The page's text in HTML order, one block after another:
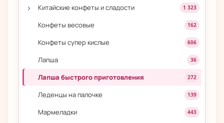
› Китайские конфеты и сладости 1 323
Конфеты весовые 162
Конфеты супер кислые 606
Лапша 36
Лапша быстрого приготовления 272
Леденцы на палочке 139
Мармеладки 443